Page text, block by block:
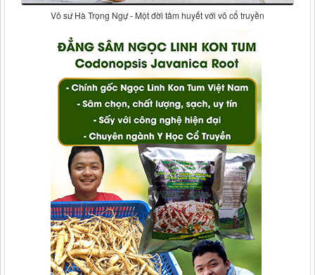
Võ sư Hà Trọng Ngự - Một đời tâm huyết với võ cổ truyền